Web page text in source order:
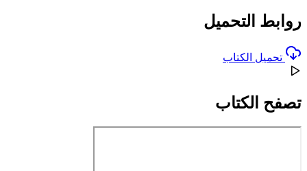
روابط التحميل
تحميل الكتاب
تصفح الكتاب